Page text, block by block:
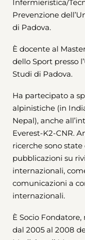
Infermieristica/
Prevenzione
di Padova.
È docente al
dello Sport presso
Studi di Padova.
Ha partecipato a
alpinistiche (in
Nepal), anche
Everest-K2-CNR.
ricerche sono
pubblicazioni su
internazionali,
comunicazioni a
internazionali.
È Socio
dal 2005 al 2008